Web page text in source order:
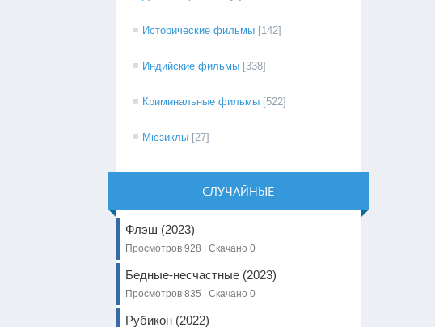
Исторические фильмы [142]
Индийские фильмы [338]
Криминальные фильмы [522]
Мюзиклы [27]
СЛУЧАЙНЫЕ
Флэш (2023)
Просмотров 928 | Скачано 0
Бедные-несчастные (2023)
Просмотров 835 | Скачано 0
Рубикон (2022)